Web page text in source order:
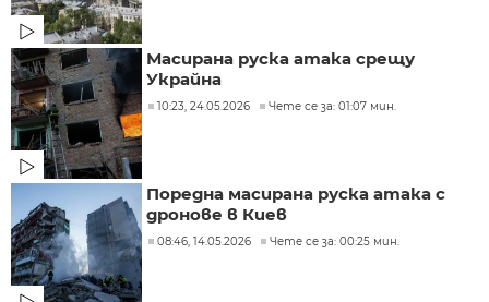
Масирана руска атака срещу
Украйна
10:23, 24.05.2026 Чете се за: 01:07 мин.
Поредна масирана руска атака с
дронове в Киев
08:46, 14.05.2026 Чете се за: 00:25 мин.